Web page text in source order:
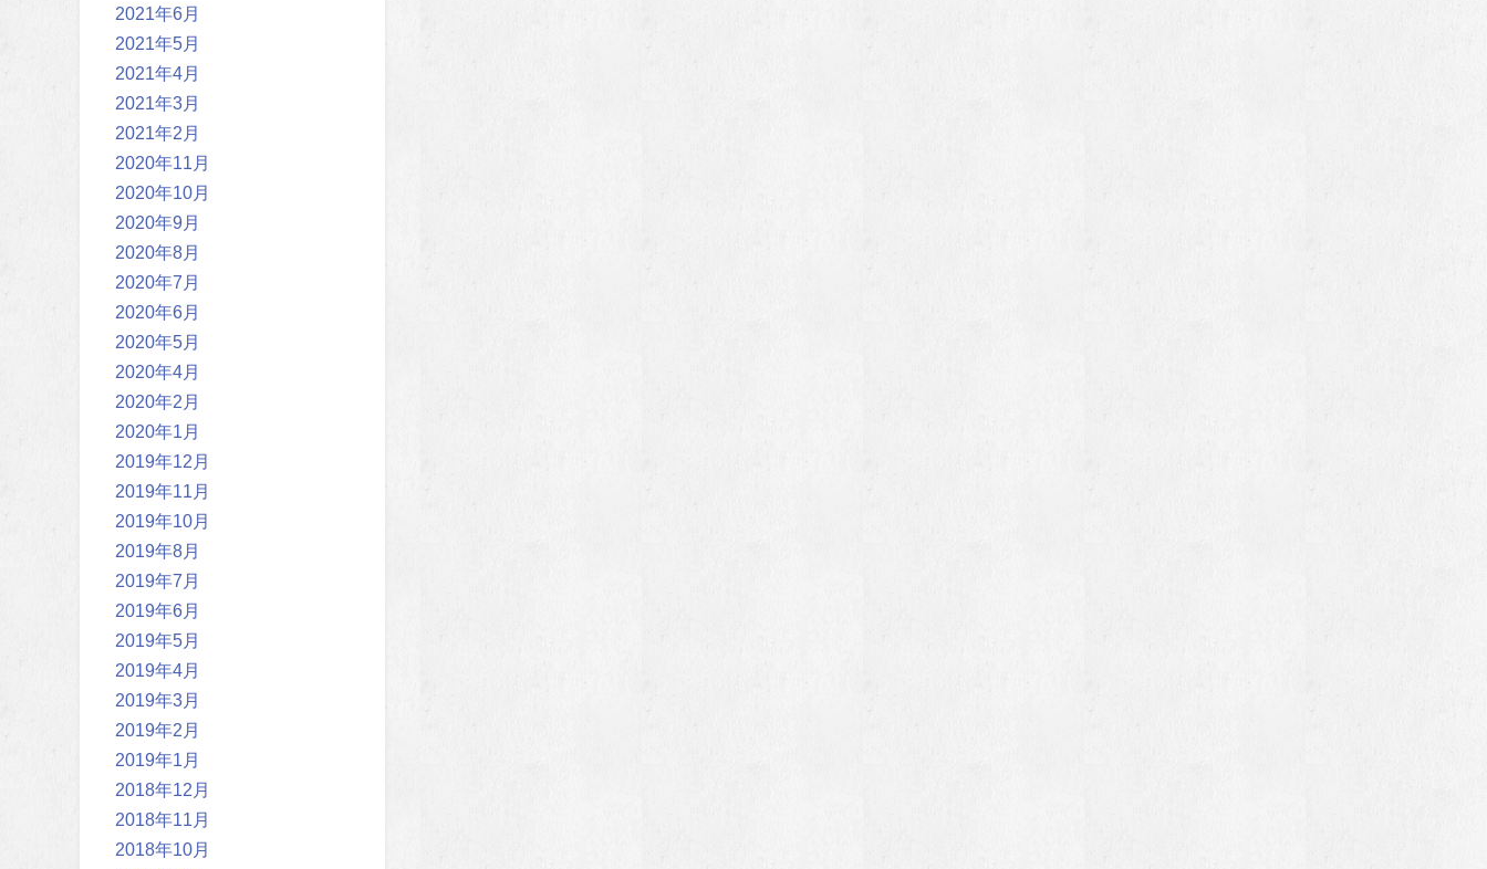
2021年6月
2021年5月
2021年4月
2021年3月
2021年2月
2020年11月
2020年10月
2020年9月
2020年8月
2020年7月
2020年6月
2020年5月
2020年4月
2020年2月
2020年1月
2019年12月
2019年11月
2019年10月
2019年8月
2019年7月
2019年6月
2019年5月
2019年4月
2019年3月
2019年2月
2019年1月
2018年12月
2018年11月
2018年10月